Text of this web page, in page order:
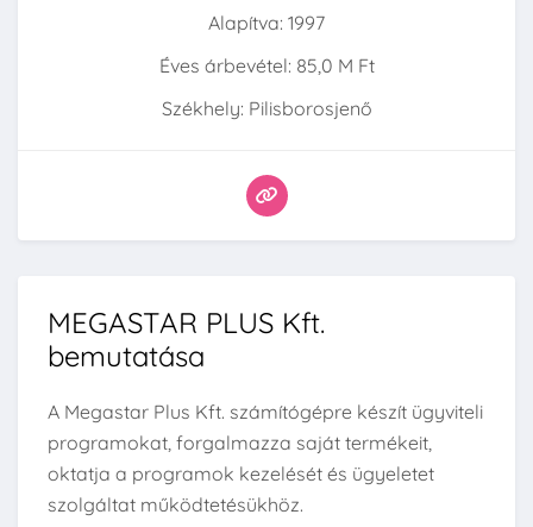
Alapítva: 1997
Éves árbevétel: 85,0 M Ft
Székhely: Pilisborosjenő
MEGASTAR PLUS Kft.
bemutatása
A Megastar Plus Kft. számítógépre készít ügyviteli
programokat, forgalmazza saját termékeit,
oktatja a programok kezelését és ügyeletet
szolgáltat működtetésükhöz.